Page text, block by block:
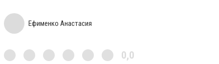
Ефименко Анастасия
0,0